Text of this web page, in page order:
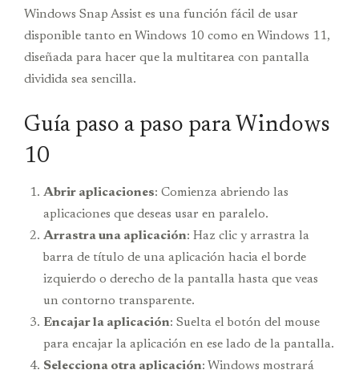
Windows Snap Assist es una función fácil de usar
disponible tanto en Windows 10 como en Windows 11,
diseñada para hacer que la multitarea con pantalla
dividida sea sencilla.
Guía paso a paso para Windows
10
Abrir aplicaciones: Comienza abriendo las
aplicaciones que deseas usar en paralelo.
Arrastra una aplicación: Haz clic y arrastra la
barra de título de una aplicación hacia el borde
izquierdo o derecho de la pantalla hasta que veas
un contorno transparente.
Encajar la aplicación: Suelta el botón del mouse
para encajar la aplicación en ese lado de la pantalla.
Selecciona otra aplicación: Windows mostrará